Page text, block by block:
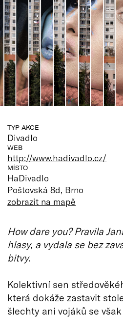
Vše o ČT
TYP AKCE
Divadlo
WEB
http://www.hadivadlo.cz/
MÍSTO
HaDivadlo
Poštovská 8d, Brno
zobrazit na mapě
How dare you? Pravila
hlasy, a vydala se bez
bitvy.
Kolektivní sen
která dokáže zastavit
šlechty ani vojáků se